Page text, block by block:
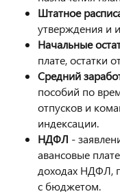
Штатное
утверждения и
Начальные
плате, остатки
Средний
пособий по
отпусков и
индексации.
НДФЛ -
авансовые
доходах НДФЛ,
с бюджетом.